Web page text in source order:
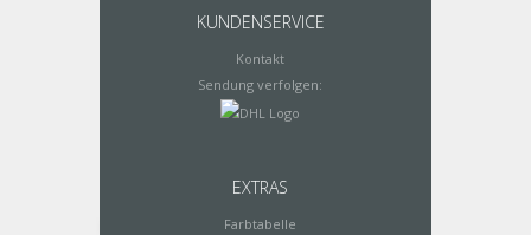
KUNDENSERVICE
Kontakt
Sendung verfolgen:
EXTRAS
Farbtabelle